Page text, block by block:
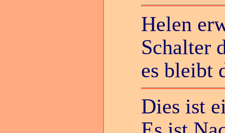
Helen
Schalter
es bleibt
Dies ist